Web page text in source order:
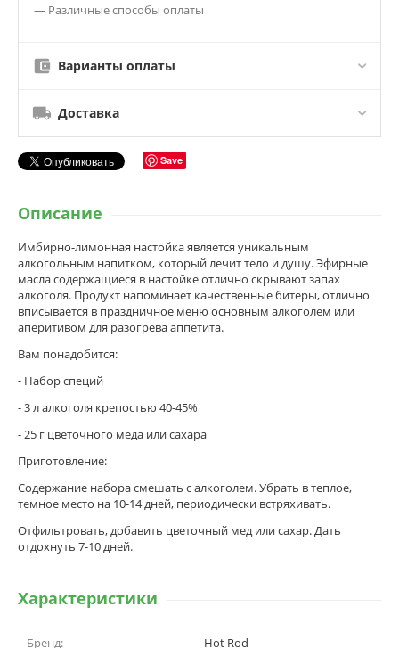
— Различные способы оплаты
Варианты оплаты
Доставка
Save
Описание
Имбирно-лимонная настойка является уникальным
алкогольным напитком, который лечит тело и душу. Эфирные
масла содержащиеся в настойке отлично скрывают запах
алкоголя. Продукт напоминает качественные битеры, отлично
вписывается в праздничное меню основным алкоголем или
аперитивом для разогрева аппетита.
Вам понадобится:
- Набор специй
- 3 л алкоголя крепостью 40-45%
- 25 г цветочного меда или сахара
Приготовление:
Содержание набора смешать с алкоголем. Убрать в теплое,
темное место на 10-14 дней, периодически встряхивать.
Отфильтровать, добавить цветочный мед или сахар. Дать
отдохнуть 7-10 дней.
Характеристики
Бренд:
Hot Rod